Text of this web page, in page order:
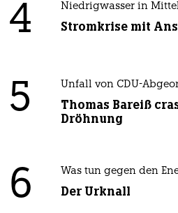
4 Niedrigwasser in
Stromkrise mit
5 Unfall von CDU-
Thomas Bareiß
Dröhnung
6 Was tun gegen den
Der Urknall